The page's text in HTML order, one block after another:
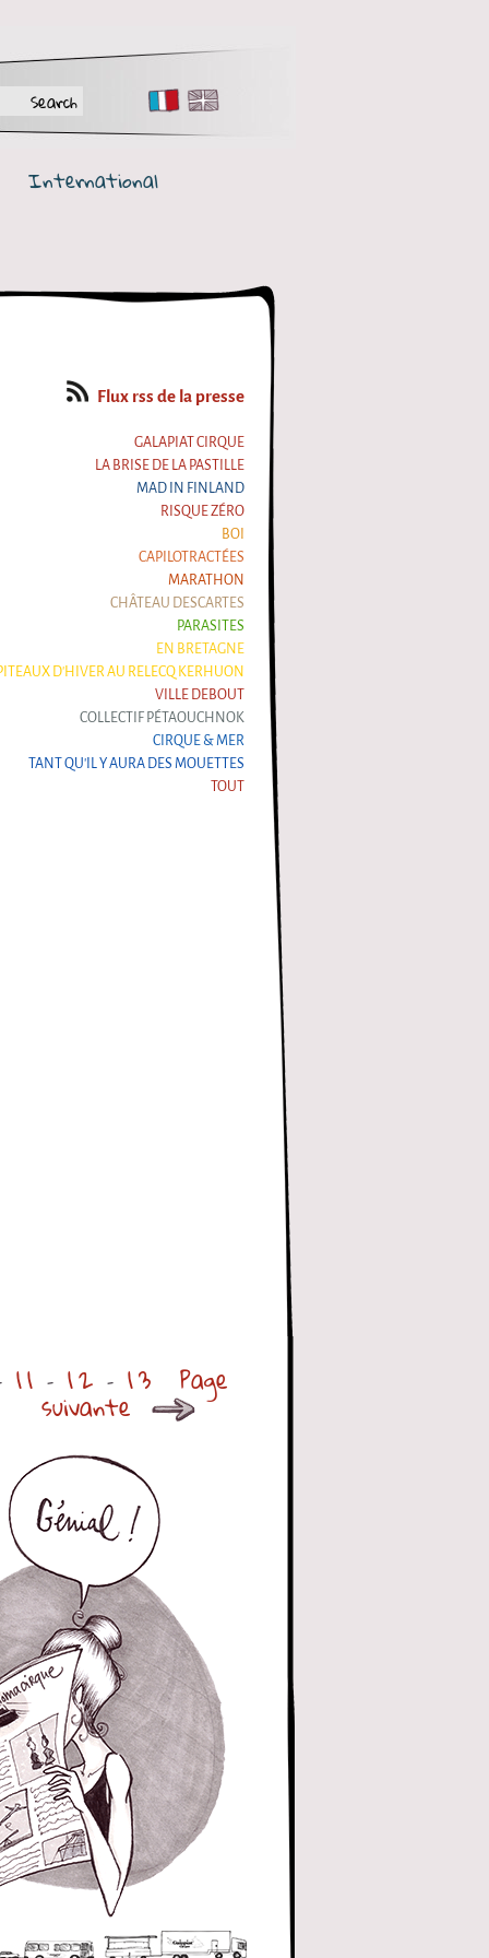
FR EN
International
Flux rss de la presse
GALAPIAT CIRQUE
LA BRISE DE LA PASTILLE
MAD IN FINLAND
RISQUE ZÉRO
BOI
CAPILOTRACTÉES
MARATHON
CHÂTEAU DESCARTES
PARASITES
EN BRETAGNE
D'HIVER AU RELECQ KERHUON
VILLE DEBOUT
COLLECTIF PÉTAOUCHNOK
CIRQUE & MER
TANT QU'IL Y AURA DES MOUETTES
TOUT
11 12 13 Page
suivante